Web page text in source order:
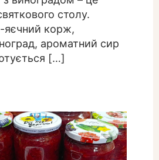
столу.
яєчний корж,
ароматний сир
[…]